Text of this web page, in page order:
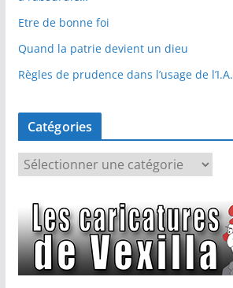
Etre de bonne foi
Quand la patrie devient un dieu
Règles de prudence dans l’usage de l’I.A.
Catégories
é
g
o
r